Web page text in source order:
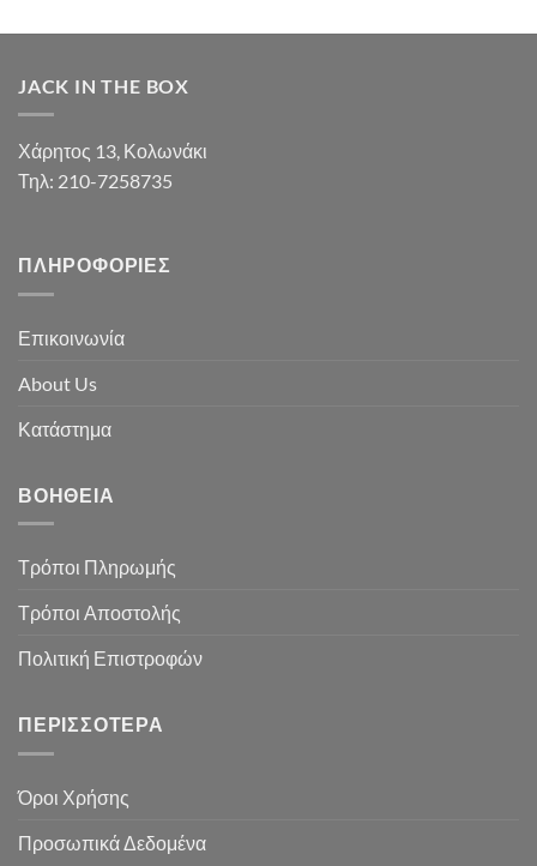
JACK IN THE BOX
Χάρητος 13, Κολωνάκι
Τηλ: 210-7258735
ΠΛΗΡΟΦΟΡΊΕΣ
Επικοινωνία
About Us
Κατάστημα
ΒΟΉΘΕΙΑ
Τρόποι Πληρωμής
Τρόποι Αποστολής
Πολιτική Επιστροφών
ΠΕΡΙΣΣΌΤΕΡΑ
Όροι Χρήσης
Προσωπικά Δεδομένα